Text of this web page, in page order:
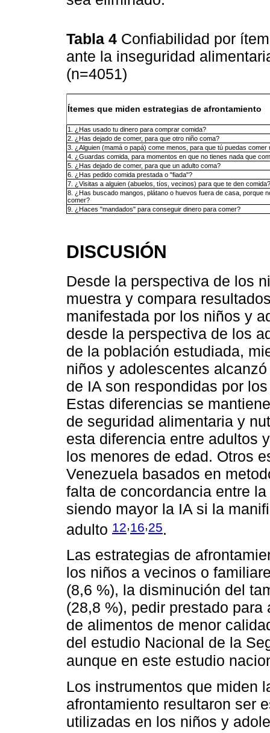
Tabla 4 Confiabilidad por
ante la inseguridad
(n=4051)
Ítemes que miden estrategias de afrontamiento
1. ¿Has usado tu dinero para comprar comida?
2. ¿Has dejado de comer, para que otro niño coma?
3. ¿Alguien (mamá o papá) come menos, para que tú puedas comer
4. ¿Guardas comida, para momentos en que no tienes nada que
5. ¿Has dejado de comer, para que un adulto coma?
6. ¿Has pedido comida prestada o "fiada"?
7. ¿Visitas a alguien (abuelos, tíos, vecinos) para que te den comida?
8. ¿Has buscado mangos, plátano o huevos fuera de casa, porque
comer?
9. ¿Haces "mandados" para conseguir dinero para comer?
DISCUSIÓN
Desde la perspectiva de los
muestra y compara
manifestada por los niños y
desde la perspectiva de los
de la población estudiada,
niños y adolescentes
de IA son respondidas por
Estas diferencias se
de seguridad alimentaria y
esta diferencia entre adultos
los menores de edad. Otros
Venezuela basados en
falta de concordancia entre
siendo mayor la IA si la
adulto 12,16,25.
Las estrategias de
los niños a vecinos o
(8,6 %), la disminución del
(28,8 %), pedir prestado
de alimentos de menor
del estudio Nacional de la
aunque en este estudio
Los instrumentos que miden
afrontamiento resultaron ser
utilizadas en los niños y